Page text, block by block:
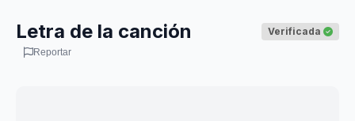
Letra de la canción Verificada
Reportar